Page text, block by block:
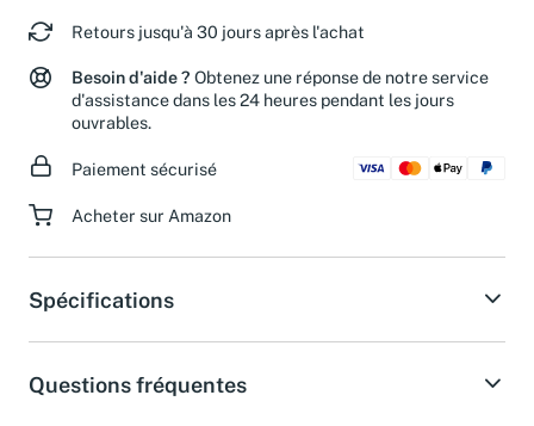
Retours jusqu'à 30 jours après l'achat
Besoin d'aide ? Obtenez une réponse de notre service
d'assistance dans les 24 heures pendant les jours
ouvrables.
Paiement sécurisé
Acheter sur Amazon
Spécifications
Questions fréquentes